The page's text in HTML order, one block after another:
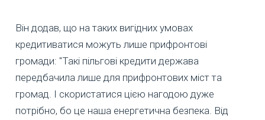
Він додав, що на таких вигідних умовах
кредитиватися можуть лише прифронтові
громади: "Такі пільгові кредити держава
передбачила лише для прифронтових міст та
громад. І скористатися цією нагодою дуже
потрібно, бо це наша енергетична безпека. Від